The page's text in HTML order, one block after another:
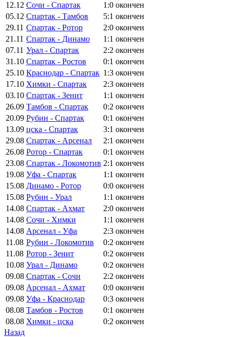
12.12 Сочи - Спартак 1:0 окончен
05.12 Спартак - Тамбов 5:1 окончен
29.11 Спартак - Ротор 2:0 окончен
21.11 Спартак - Динамо 1:1 окончен
07.11 Урал - Спартак 2:2 окончен
31.10 Спартак - Ростов 0:1 окончен
25.10 Краснодар - Спартак 1:3 окончен
17.10 Химки - Спартак 2:3 окончен
03.10 Спартак - Зенит 1:1 окончен
26.09 Тамбов - Спартак 0:2 окончен
20.09 Рубин - Спартак 0:1 окончен
13.09 цска - Спартак 3:1 окончен
29.08 Спартак - Арсенал 2:1 окончен
26.08 Ротор - Спартак 0:1 окончен
23.08 Спартак - Локомотив 2:1 окончен
19.08 Уфа - Спартак 1:1 окончен
15.08 Динамо - Ротор 0:0 окончен
15.08 Рубин - Урал 1:1 окончен
14.08 Спартак - Ахмат 2:0 окончен
14.08 Сочи - Химки 1:1 окончен
14.08 Арсенал - Уфа 2:3 окончен
11.08 Рубин - Локомотив 0:2 окончен
11.08 Ротор - Зенит 0:2 окончен
10.08 Урал - Динамо 0:2 окончен
09.08 Спартак - Сочи 2:2 окончен
09.08 Арсенал - Ахмат 0:0 окончен
09.08 Уфа - Краснодар 0:3 окончен
08.08 Тамбов - Ростов 0:1 окончен
08.08 Химки - цска 0:2 окончен
Назад